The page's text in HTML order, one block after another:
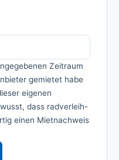
Zeitraum
gemietet habe
eigenen
dass radverleih-
einen Mietnachweis